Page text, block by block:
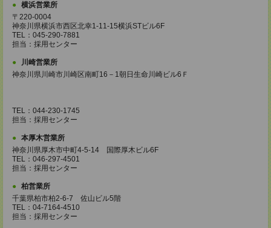
横浜営業所
〒220-0004
神奈川県横浜市西区北幸1-11-15横浜STビル6F
TEL：045-290-7881
担当：採用センター
川崎営業所
神奈川県川崎市川崎区南町16－1朝日生命川崎ビル6Ｆ
TEL：044-230-1745
担当：採用センター
本厚木営業所
神奈川県厚木市中町4-5-14 国際厚木ビル6F
TEL：046-297-4501
担当：採用センター
柏営業所
千葉県柏市柏2-6-7 佐山ビル5階
TEL：04-7164-4510
担当：採用センター